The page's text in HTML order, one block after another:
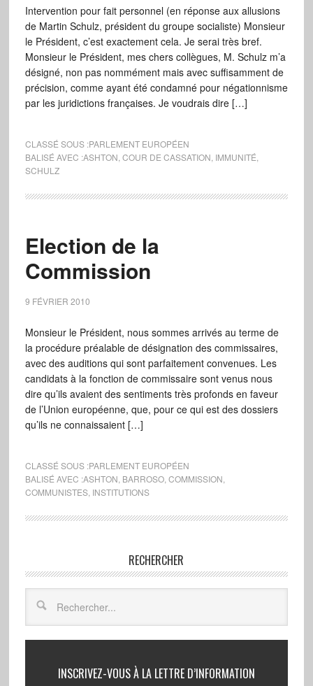
Intervention pour fait personnel (en réponse aux allusions
de Martin Schulz, président du groupe socialiste) Monsieur
le Président, c’est exactement cela. Je serai très bref.
Monsieur le Président, mes chers collègues, M. Schulz m’a
désigné, non pas nommément mais avec suffisamment de
précision, comme ayant été condamné pour négationnisme
par les juridictions françaises. Je voudrais dire […]
CLASSÉ SOUS :PARLEMENT EUROPÉEN
BALISÉ AVEC :ASHTON COUR DE CASSATION IMMUNITÉ
SCHULZ
Election de la
Commission
9 FÉVRIER 2010
Monsieur le Président, nous sommes arrivés au terme de
la procédure préalable de désignation des commissaires,
avec des auditions qui sont parfaitement convenues. Les
candidats à la fonction de commissaire sont venus nous
dire qu’ils avaient des sentiments très profonds en faveur
de l’Union européenne, que, pour ce qui est des dossiers
qu’ils ne connaissaient […]
CLASSÉ SOUS :PARLEMENT EUROPÉEN
BALISÉ AVEC :ASHTON BARROSO, COMMISSION
COMMUNISTES, INSTITUTIONS
RECHERCHER
INSCRIVEZ-VOUS À LA LETTRE D’INFORMATION